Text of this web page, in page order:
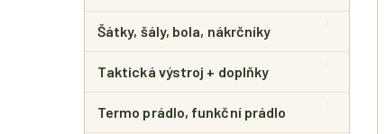
Šátky, šály, bola, nákrčníky
Taktická výstroj + doplňky
Termo prádlo, funkční prádlo